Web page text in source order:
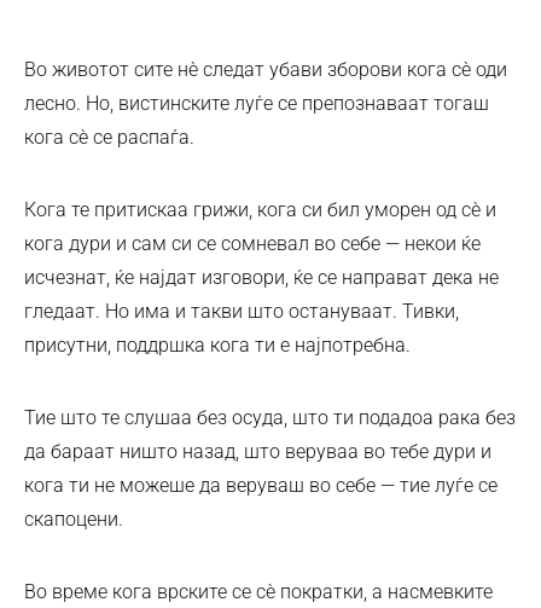
Во животот сите нè следат убави зборови кога сè оди
лесно. Но, вистинските луѓе се препознаваат тогаш
кога сè се распаѓа.
Кога те притискаа грижи, кога си бил уморен од сè и
кога дури и сам си се сомневал во себе — некои ќе
исчезнат, ќе најдат изговори, ќе се направат дека не
гледаат. Но има и такви што остануваат. Тивки,
присутни, поддршка кога ти е најпотребна.
Тие што те слушаа без осуда, што ти подадоа рака без
да бараат ништо назад, што веруваа во тебе дури и
кога ти не можеше да веруваш во себе — тие луѓе се
скапоцени.
Во време кога врските се сè пократки, а насмевките